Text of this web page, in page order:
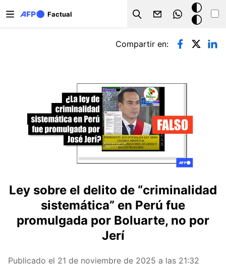
Factual
Search
Modo
oscuro
Solapas principales
Compartir en:
Ley sobre el delito de “criminalidad
sistemática” en Perú fue
promulgada por Boluarte, no por
Jerí
Publicado el 21 de noviembre de 2025 a las 21:32